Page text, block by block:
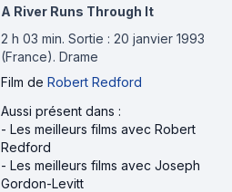
A River Runs Through It
2 h 03 min. Sortie : 20 janvier 1993
(France). Drame
Film de Robert Redford
Aussi présent dans :
- Les meilleurs films avec Robert
Redford
- Les meilleurs films avec Joseph
Gordon-Levitt